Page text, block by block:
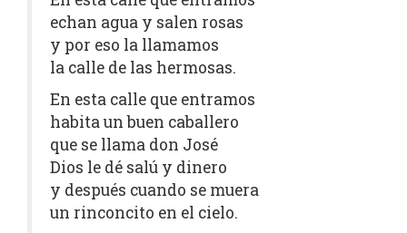
echan agua y salen rosas
y por eso la llamamos
la calle de las hermosas.
En esta calle que entramos
habita un buen caballero
que se llama don José
Dios le dé salú y dinero
y después cuando se muera
un rinconcito en el cielo.